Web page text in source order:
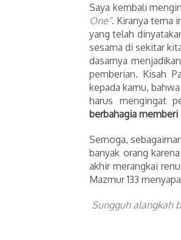
Saya kembali
One”. Kiranya tema
yang telah
sesama di sekitar
dasarnya
pemberian. Kisah
kepada kamu,
harus mengingat
berbahagia memberi
Semoga,
banyak orang
akhir merangkai
Mazmur 133
Sungguh alangkah